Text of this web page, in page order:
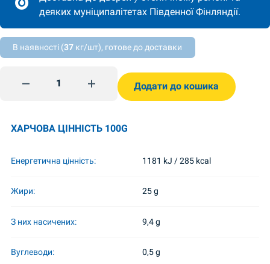
деяких муніципалітетах Південної Фінляндії.
В наявності (37 кг/шт), готове до доставки
Краківська ковбаса 400g SMK quantity
Додати до кошика
ХАРЧОВА ЦІННІСТЬ 100G
Енергетична цінність: 1181 kJ / 285 kcal
Жири: 25 g
З них насичених: 9,4 g
Вуглеводи: 0,5 g